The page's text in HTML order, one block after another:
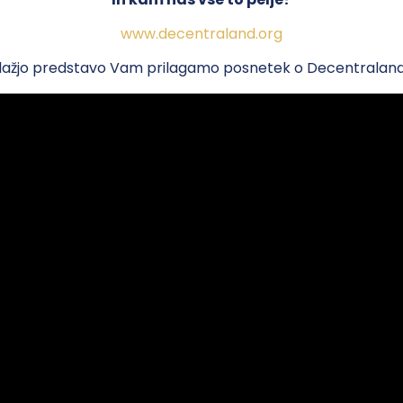
www.decentraland.org
predstavo Vam prilagamo posnetek o